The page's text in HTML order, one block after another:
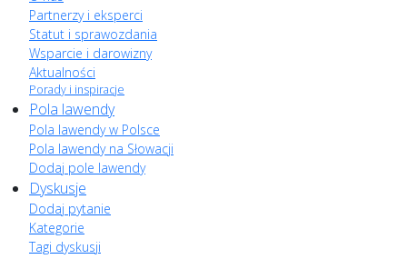
Partnerzy i eksperci
Statut i sprawozdania
Wsparcie i darowizny
Aktualności
Porady i inspiracje
Pola lawendy
Pola lawendy w Polsce
Pola lawendy na Słowacji
Dodaj pole lawendy
Dyskusje
Dodaj pytanie
Kategorie
Tagi dyskusji